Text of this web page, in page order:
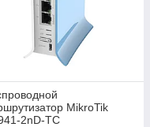
MikroTik
2nD-TC